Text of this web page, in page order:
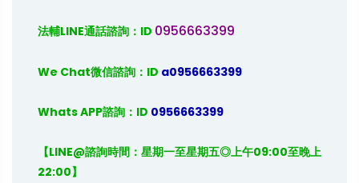
法輔LINE通話諮詢：ID 0956663399
We Chat微信諮詢：ID a0956663399
Whats APP諮詢：ID 0956663399
【LINE@諮詢時間：星期一至星期五◎上午09:00至晚上
22:00】